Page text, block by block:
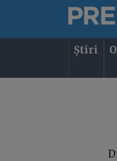
Știri